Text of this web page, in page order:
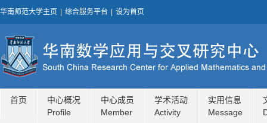
华南师范大学主页 综合服务平台 设为首页
首页
中心概况
Profile
中心成员
Member
学术活动
Activity
实用信息
Message